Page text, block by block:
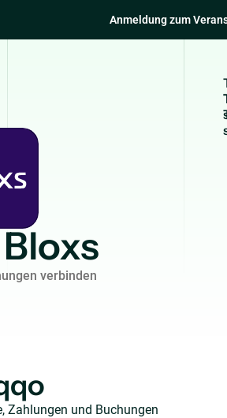
Anmeldung zum
verbinden
Zahlungen und Buchungen